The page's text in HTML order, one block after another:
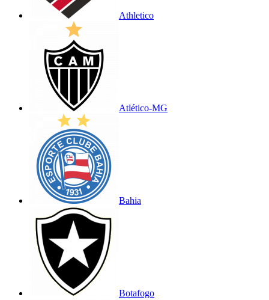
Athletico
Atlético-MG
Bahia
Botafogo